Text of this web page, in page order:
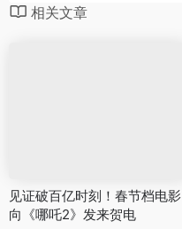
相关文章
见证破百亿时刻！春节档电影
向《哪吒2》发来贺电